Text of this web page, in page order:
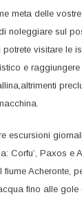
meta delle
noleggiare sul
visitare le
e
escursioni
Corfu’, Paxos e
Acheronte,
fino alle